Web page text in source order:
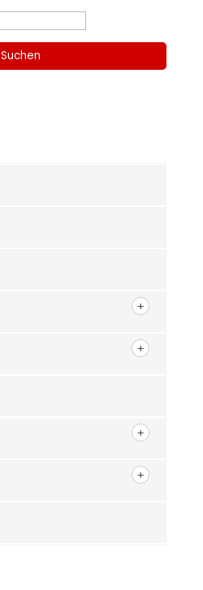
Suchen